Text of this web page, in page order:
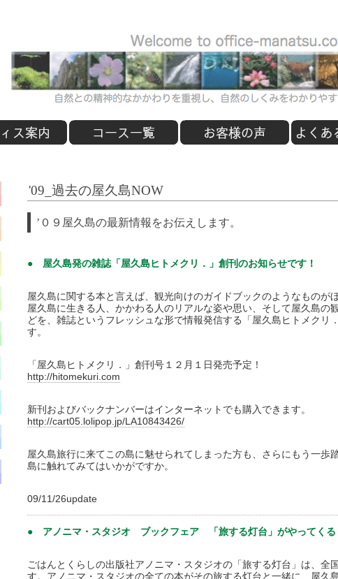
'09_過去の屋久島NOW
’０９屋久島の最新情報をお伝えします。
● 屋久島発の雑誌「屋久島ヒトメクリ．」創刊のお知らせです！
屋久島に関する本と言えば、観光向けのガイドブックのようなものが
屋久島に生きる人、かかわる人のリアルな姿や思い、そして屋久島の
どを、雑誌というフレッシュな形で情報発信する「屋久島ヒトメクリ
す。
「屋久島ヒトメクリ．」創刊号１２月１日発売予定！
http://hitomekuri.com
新刊およびバックナンバーはインターネットでも購入できます。
http://cart05.lolipop.jp/LA10843426/
屋久島旅行に来てこの島に魅せられてしまった方も、さらにもう一歩
島に触れてみてはいかがですか。
09/11/26update
● アノニマ・スタジオ ブックフェア 「旅する灯台」がやってくる
ごはんとくらしの出版社アノニマ・スタジオの「旅する灯台」は、全
す。アノニマ・スタジオの全ての本がその旅する灯台と一緒に、屋久